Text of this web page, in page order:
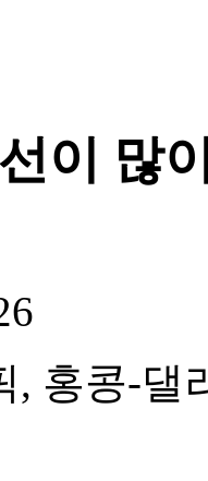
이 많
, 홍콩-댈